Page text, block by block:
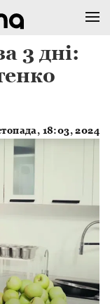
3 дні:
18:03, 2024